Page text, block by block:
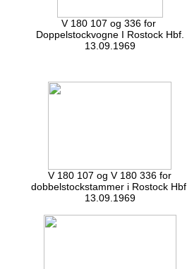
V 180 107 og 336 for
Doppelstockvogne I Rostock Hbf.
13.09.1969
V 180 107 og V 180 336 for
dobbelstockstammer i Rostock Hbf
13.09.1969